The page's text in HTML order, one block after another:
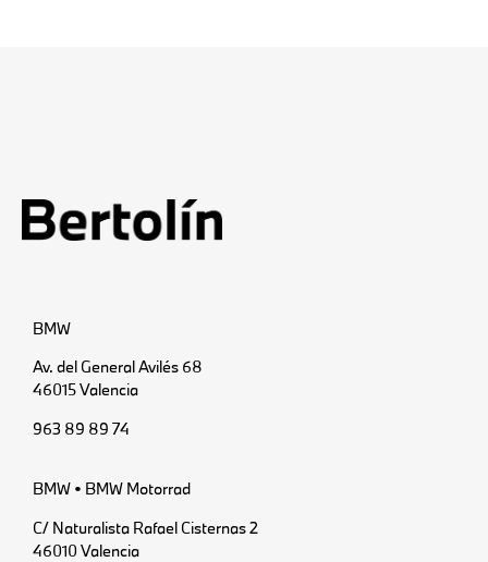
BMW
Av. del General Avilés 68
46015 Valencia
963 89 89 74
BMW • BMW Motorrad
C/ Naturalista Rafael Cisternas 2
46010 Valencia